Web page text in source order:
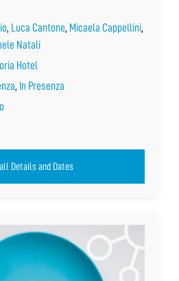
, Luca Cantone, Micaela Cappellini,
Natali
Hotel
, In Presenza
Details and Dates